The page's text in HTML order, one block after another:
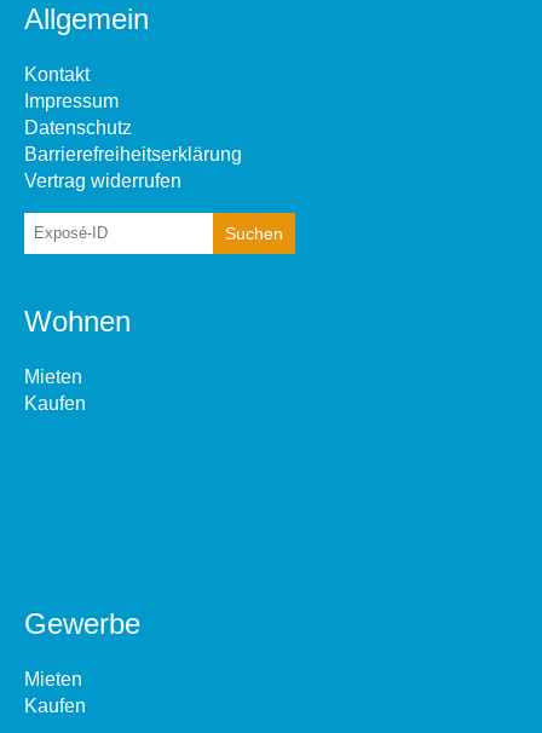
Allgemein
Kontakt
Impressum
Datenschutz
Barrierefreiheitserklärung
Vertrag widerrufen
Wohnen
Mieten
Kaufen
Gewerbe
Mieten
Kaufen